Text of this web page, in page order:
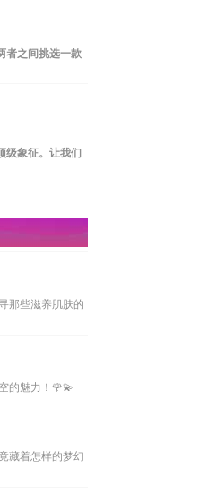
者之间挑选一款
级象征。让我们
那些滋养肌肤的
的魅力！🌹💫
藏着怎样的梦幻